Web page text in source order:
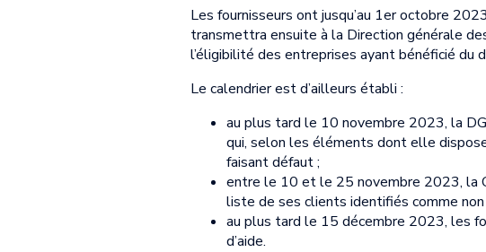
Les fournisseurs ont jusqu’au 1er octobre
transmettra ensuite à la Direction générale
l’éligibilité des entreprises ayant bénéficié du
Le calendrier est d’ailleurs établi :
au plus tard le 10 novembre 2023, la
qui, selon les éléments dont elle
faisant défaut ;
entre le 10 et le 25 novembre 2023, la
liste de ses clients identifiés comme
au plus tard le 15 décembre 2023, les
d’aide.